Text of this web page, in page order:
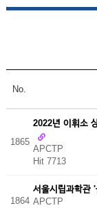
No.
1865
2022년 이휘소
APCTP
Hit 7713
1864
서울시립과학관
APCTP